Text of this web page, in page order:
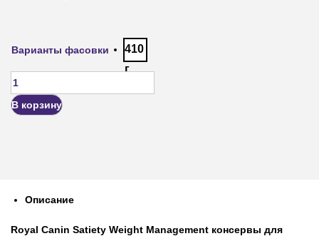
Варианты фасовки
410
г
В корзину
Описание
Royal Canin Satiety Weight Management консервы для